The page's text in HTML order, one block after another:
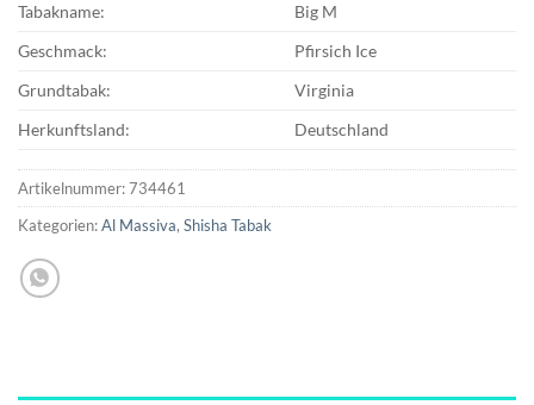
Tabakname:
Big M
Geschmack:
Pfirsich Ice
Grundtabak:
Virginia
Herkunftsland:
Deutschland
Artikelnummer:734461
Kategorien:Al Massiva, Shisha Tabak